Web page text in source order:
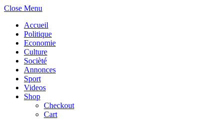
Close Menu
Accueil
Politique
Economie
Culture
Socièté
Annonces
Sport
Videos
Shop
Checkout
Cart